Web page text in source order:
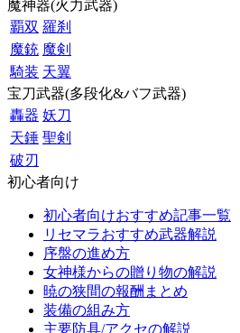
魔神器(火力武器)
覇双 羅刹
魔銃 魔剣
騎装 天翼
宝刀武器(多段化&バフ武器)
轟器 妖刀
天錘 聖剣
破刃
初心者向け
初心者向けおすすめ記事一覧
リセマラおすすめ武器解説
序盤の進め方
女神様からの贈り物の解説
暁の狭間の報酬まとめ
装備の組み方
主要防具/アクセの解説